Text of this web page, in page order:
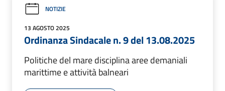
NOTIZIE
13 AGOSTO 2025
Ordinanza Sindacale n. 9 del 13.08.2025
Politiche del mare disciplina aree demaniali
marittime e attività balneari